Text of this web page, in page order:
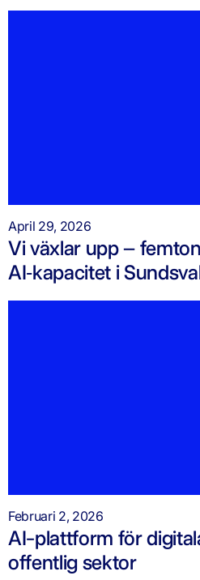
April 29, 2026
Vi växlar upp –
AI‑kapacitet i
Februari 2, 2026
AI-plattform för
offentlig sektor